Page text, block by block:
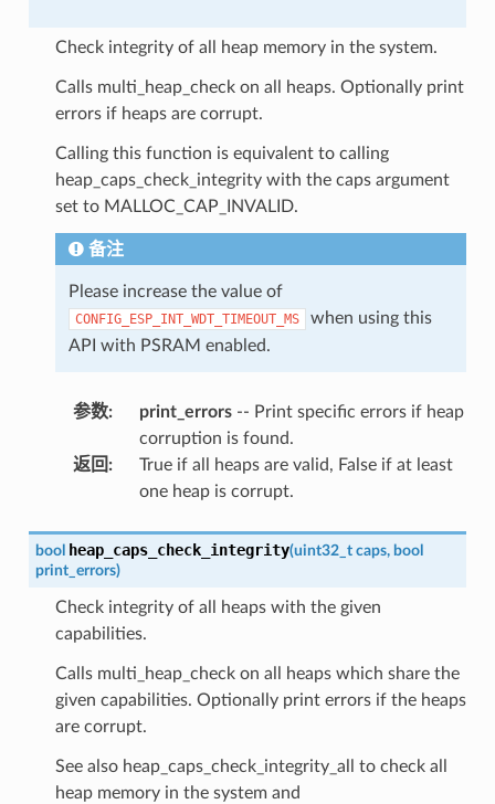
Check integrity of all heap memory in the system.
Calls multi_heap_check on all heaps. Optionally print
errors if heaps are corrupt.
Calling this function is equivalent to calling
heap_caps_check_integrity with the caps argument
set to MALLOC_CAP_INVALID.
备注
Please increase the value of
CONFIG_ESP_INT_WDT_TIMEOUT_MS
when using this
API with PSRAM enabled.
参数: print_errors-- Print specific errors if heap
corruption is found.
返回 :
True if all heaps are valid, False if at least
one heap is corrupt.
bool heap_caps_check_integrity(uint32_t caps, bool
print_errors)
Check integrity of all heaps with the given
capabilities.
Calls multi_heap_check on all heaps which share the
given capabilities. Optionally print errors if the heaps
are corrupt.
See also heap_caps_check_integrity_all to check all
heap memory in the system and